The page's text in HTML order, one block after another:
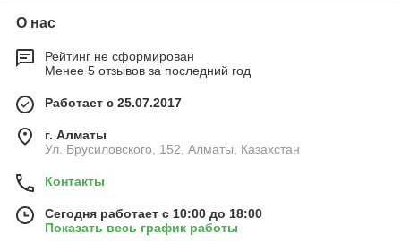
О нас
Рейтинг не сформирован
Менее 5 отзывов за последний год
Работает с 25.07.2017
г. Алматы
Ул. Брусиловского, 152, Алматы, Казахстан
Контакты
Сегодня работает с 10:00 до 18:00
Показать весь график работы